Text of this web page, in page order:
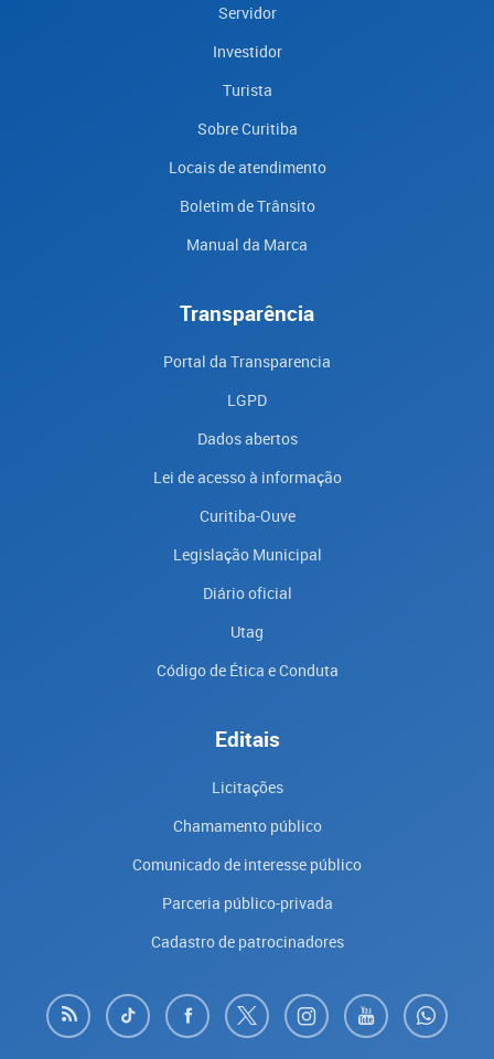
Servidor
Investidor
Turista
Sobre Curitiba
Locais de atendimento
Boletim de Trânsito
Manual da Marca
Transparência
Portal da Transparencia
LGPD
Dados abertos
Lei de acesso à informação
Curitiba-Ouve
Legislação Municipal
Diário oficial
Utag
Código de Ética e Conduta
Editais
Licitações
Chamamento público
Comunicado de interesse público
Parceria público-privada
Cadastro de patrocinadores